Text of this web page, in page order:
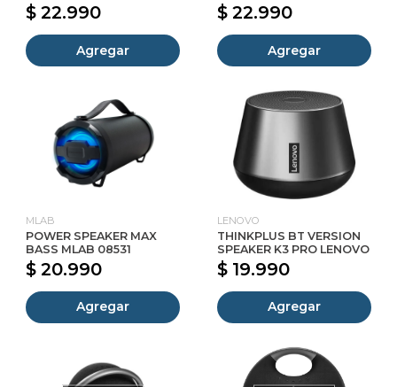
$ 22.990
Agregar
$ 22.990
Agregar
MLAB
POWER SPEAKER MAX
BASS MLAB 08531
$ 20.990
Agregar
LENOVO
THINKPLUS BT VERSION
SPEAKER K3 PRO LENOVO
$ 19.990
Agregar